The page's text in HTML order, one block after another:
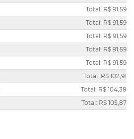
Total: R$ 91,59
Total: R$ 91,59
Total: R$ 91,59
Total: R$ 91,59
Total: R$ 91,59
Total: R$ 102,91
Total: R$ 104,38
Total: R$ 105,87